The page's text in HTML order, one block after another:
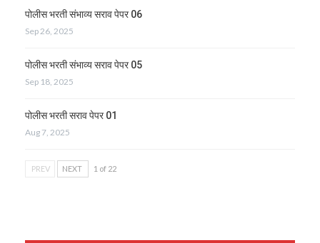
पोलीस भरती संभाव्य सराव पेपर 06
Sep 26, 2025
पोलीस भरती संभाव्य सराव पेपर 05
Sep 18, 2025
पोलीस भरती सराव पेपर 01
Aug 7, 2025
PREV NEXT 1 of 22